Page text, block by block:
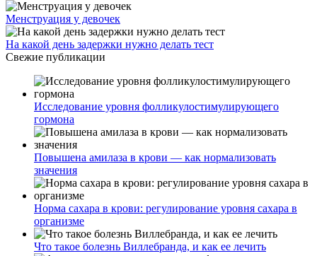
Менструация у девочек
На какой день задержки нужно делать тест
Свежие публикации
Исследование уровня фолликулостимулирующего
гормона
Повышена амилаза в крови — как нормализовать
значения
Норма сахара в крови: регулирование уровня сахара в
организме
Что такое болезнь Виллебранда, и как ее лечить